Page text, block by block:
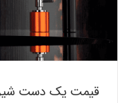
قیمت یک دست